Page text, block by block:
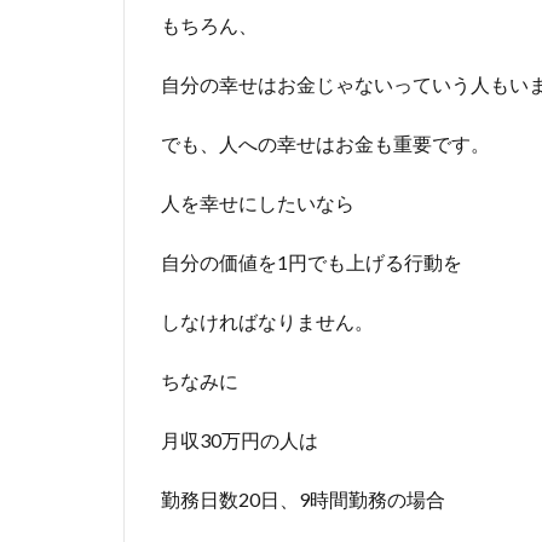
もちろん、
自分の幸せはお金じゃないっていう人もい
でも、人への幸せはお金も重要です。
人を幸せにしたいなら
自分の価値を1円でも上げる行動を
しなければなりません。
ちなみに
月収30万円の人は
勤務日数20日、9時間勤務の場合